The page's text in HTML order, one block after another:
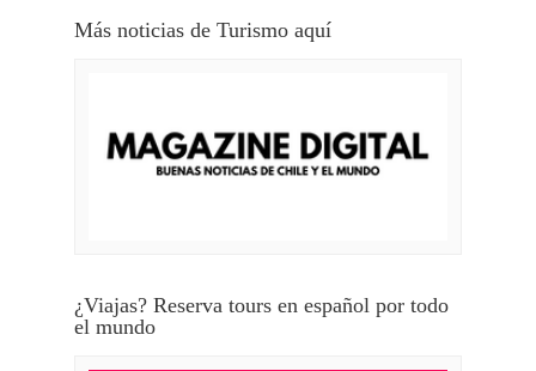
Más noticias de Turismo aquí
¿Viajas? Reserva tours en español por todo
el mundo